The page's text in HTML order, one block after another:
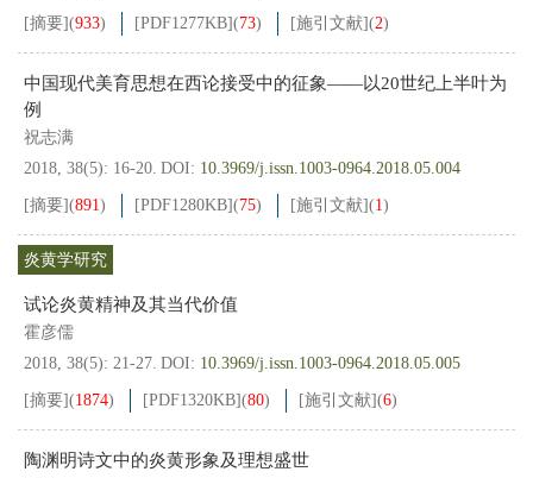
[摘要](933) [PDF1277KB](73) [施引文献](2)
中国现代美育思想在西论接受中的征象——以20世纪上半叶为
例
祝志满
2018, 38(5): 16-20. DOI: 10.3969/j.issn.1003-0964.2018.05.004
[摘要](891) [PDF1280KB](75) [施引文献](1)
炎黄学研究
试论炎黄精神及其当代价值
霍彦儒
2018, 38(5): 21-27. DOI: 10.3969/j.issn.1003-0964.2018.05.005
[摘要](1874) [PDF1320KB](80) [施引文献](6)
陶渊明诗文中的炎黄形象及理想盛世